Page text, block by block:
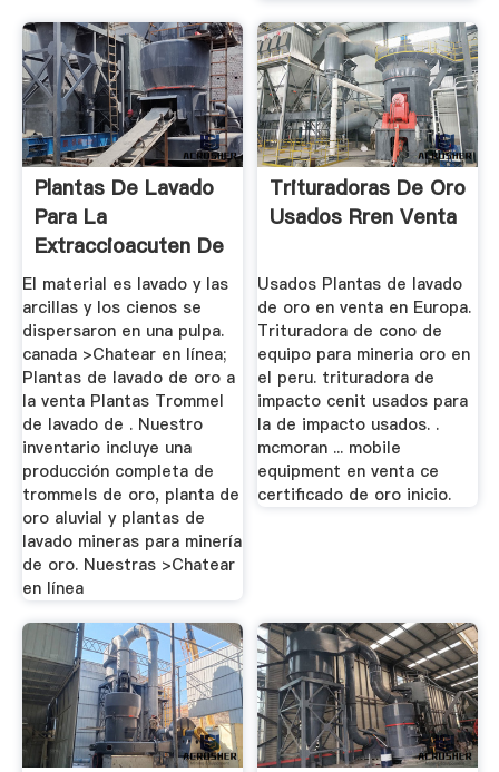
Plantas De Lavado
Para La
Extraccioacuten De
Oro
El material es lavado y las
arcillas y los cienos se
dispersaron en una pulpa.
canada >Chatear en línea;
Plantas de lavado de oro a
la venta Plantas Trommel
de lavado de . Nuestro
inventario incluye una
producción completa de
trommels de oro, planta de
oro aluvial y plantas de
lavado mineras para minería
de oro. Nuestras >Chatear
en línea
Trituradoras De Oro
Usados Rren Venta
Usados Plantas de lavado
de oro en venta en Europa.
Trituradora de cono de
equipo para mineria oro en
el peru. trituradora de
impacto cenit usados para
la de impacto usados. .
mcmoran ... mobile
equipment en venta ce
certificado de oro inicio.